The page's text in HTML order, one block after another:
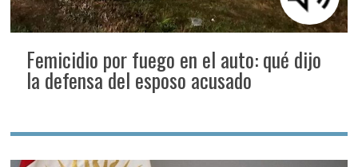
Femicidio por fuego en el auto: qué dijo
la defensa del esposo acusado